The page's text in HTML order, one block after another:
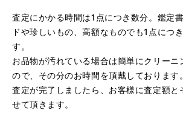
（大阪府大阪市）とてもプロな鑑定士さ
査定にかかる時間は1点につき数分。鑑定
ドや珍しいもの、高額なものでも1点につ
す。
お品物が汚れている場合は簡単にクリーニ
ので、その分のお時間を頂戴しております。
査定が完了しましたら、お客様に査定額と
せて頂きます。